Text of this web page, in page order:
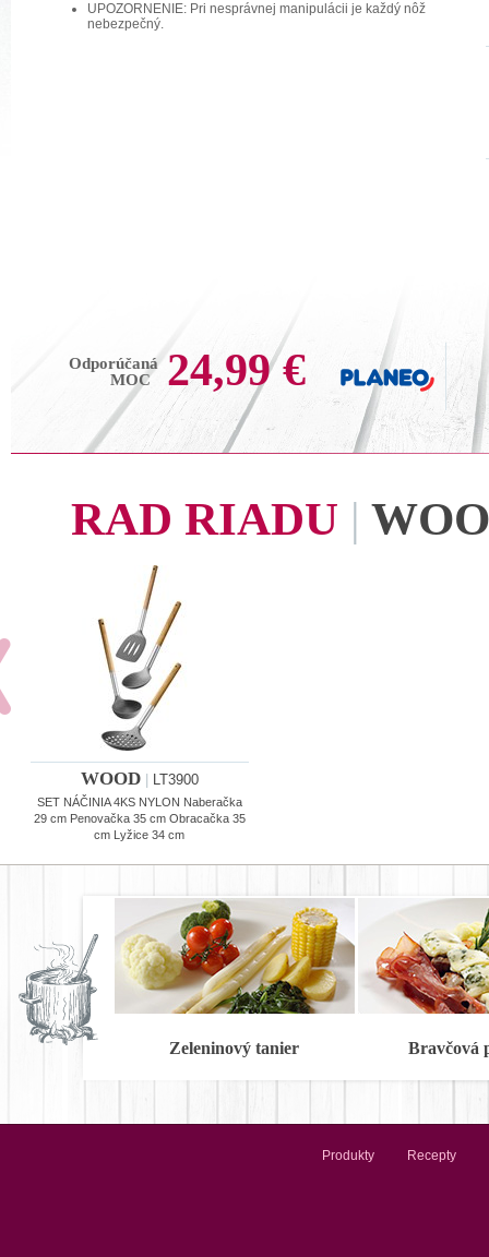
UPOZORNENIE: Pri nesprávnej manipulácii je každý nôž
nebezpečný.
Odporúčaná
MOC
24,99 €
RAD RIADU |
WOOD LT3900
SET NÁČINIA 4KS NYLON Naberačka
29 cm Penovačka 35 cm Obracačka 35
cm Lyžice 34 cm
Zeleninový tanier Bravčová
Produkty Recepty